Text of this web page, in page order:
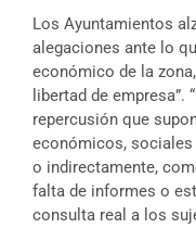
Los Ayuntamientos
alegaciones ante lo
económico de la
libertad de
repercusión que
económicos,
o indirectamente,
falta de informes o
consulta real a los